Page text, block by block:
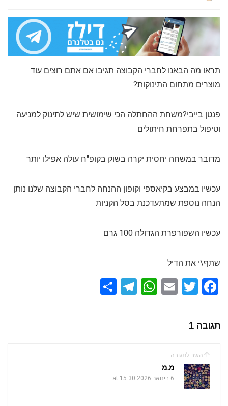
תראו מה הבאנו לחברי הקבוצה תגיבו אם אתם רוצים עוד
מוצרים מתחום התינוקות?
פנטן בייבי?משחת ההחתלה הכי שימושית שיש לתינוק למניעה
וטיפול בתפרחת חיתולים
מדובר במשחה יחסית יקרה בשוק בקופ"ח עולה אפילו יותר
עכשיו במבצע בקיאספי וקופון ההנחה לחברי הקבוצה שלנו נותן
הנחה נוספת שמתעדכנת בסל הקניות
עכשיו השפורפרת הגדולה 100 גרם
שתף\י את הדיל
F
ce
b
o
o
k
T
E
W
p
T
תגובה 1
השב לתגובה
מ.מ
6 בינואר 2026 at 15:30